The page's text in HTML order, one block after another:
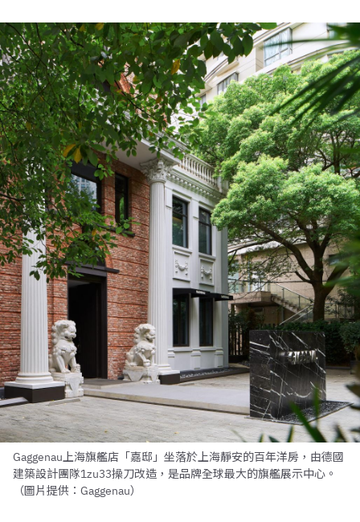
Gaggenau上海旗艦店「嘉邸」坐落於上海靜安的百年洋房，由德國
建築設計團隊1zu33操刀改造，是品牌全球最大的旗艦展示中心。
（圖片提供：Gaggenau）